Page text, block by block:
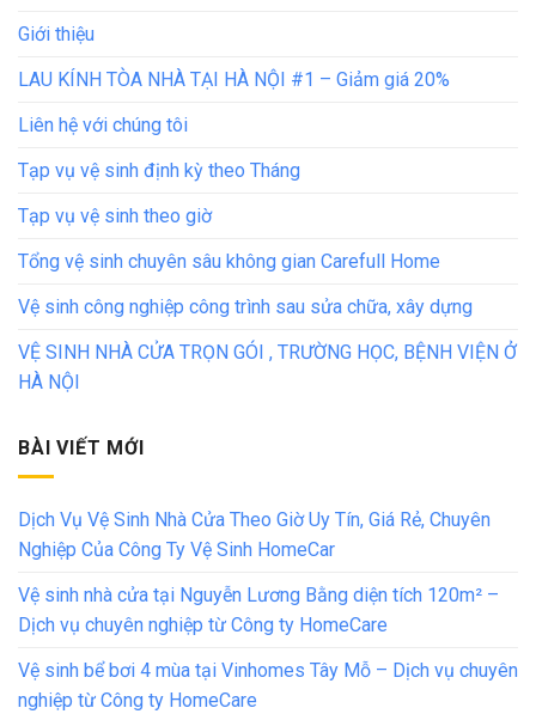
Giới thiệu
LAU KÍNH TÒA NHÀ TẠI HÀ NỘI #1 – Giảm giá 20%
Liên hệ với chúng tôi
Tạp vụ vệ sinh định kỳ theo Tháng
Tạp vụ vệ sinh theo giờ
Tổng vệ sinh chuyên sâu không gian Carefull Home
Vệ sinh công nghiệp công trình sau sửa chữa, xây dựng
VỆ SINH NHÀ CỬA TRỌN GÓI , TRƯỜNG HỌC, BỆNH VIỆN Ở
HÀ NỘI
BÀI VIẾT MỚI
Dịch Vụ Vệ Sinh Nhà Cửa Theo Giờ Uy Tín, Giá Rẻ, Chuyên
Nghiệp Của Công Ty Vệ Sinh HomeCar
Vệ sinh nhà cửa tại Nguyễn Lương Bằng diện tích 120m² –
Dịch vụ chuyên nghiệp từ Công ty HomeCare
Vệ sinh bể bơi 4 mùa tại Vinhomes Tây Mỗ – Dịch vụ chuyên
nghiệp từ Công ty HomeCare